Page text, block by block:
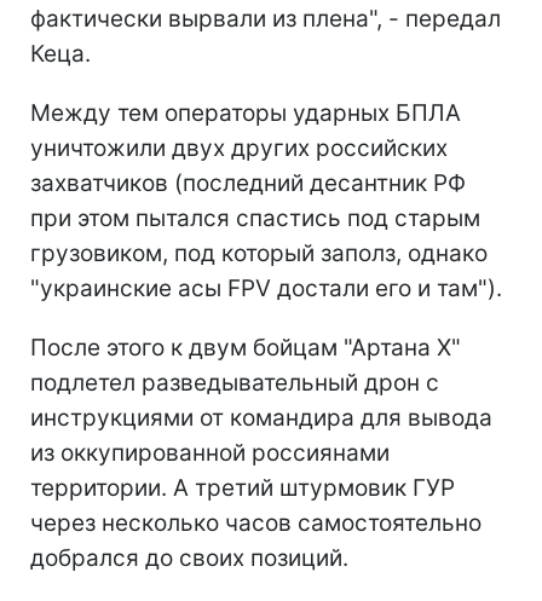
фактически вырвали из плена", - передал
Кеца.
Между тем операторы ударных БПЛА
уничтожили двух других российских
захватчиков (последний десантник РФ
при этом пытался спастись под старым
грузовиком, под который заполз, однако
"украинские асы FPV достали его и там").
После этого к двум бойцам "Артана Х"
подлетел разведывательный дрон с
инструкциями от командира для вывода
из оккупированной россиянами
территории. А третий штурмовик ГУР
через несколько часов самостоятельно
добрался до своих позиций.